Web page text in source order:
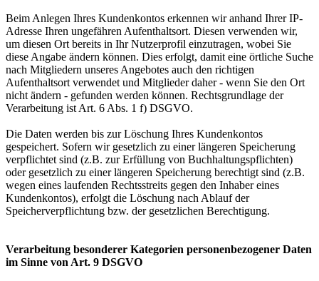
Beim Anlegen Ihres Kundenkontos erkennen wir anhand Ihrer IP-
Adresse Ihren ungefähren Aufenthaltsort. Diesen verwenden wir,
um diesen Ort bereits in Ihr Nutzerprofil einzutragen, wobei Sie
diese Angabe ändern können. Dies erfolgt, damit eine örtliche Suche
nach Mitgliedern unseres Angebotes auch den richtigen
Aufenthaltsort verwendet und Mitglieder daher - wenn Sie den Ort
nicht ändern - gefunden werden können. Rechtsgrundlage der
Verarbeitung ist Art. 6 Abs. 1 f) DSGVO.
Die Daten werden bis zur Löschung Ihres Kundenkontos
gespeichert. Sofern wir gesetzlich zu einer längeren Speicherung
verpflichtet sind (z.B. zur Erfüllung von Buchhaltungspflichten)
oder gesetzlich zu einer längeren Speicherung berechtigt sind (z.B.
wegen eines laufenden Rechtsstreits gegen den Inhaber eines
Kundenkontos), erfolgt die Löschung nach Ablauf der
Speicherverpflichtung bzw. der gesetzlichen Berechtigung.
Verarbeitung besonderer Kategorien personenbezogener Daten
im Sinne von Art. 9 DSGVO